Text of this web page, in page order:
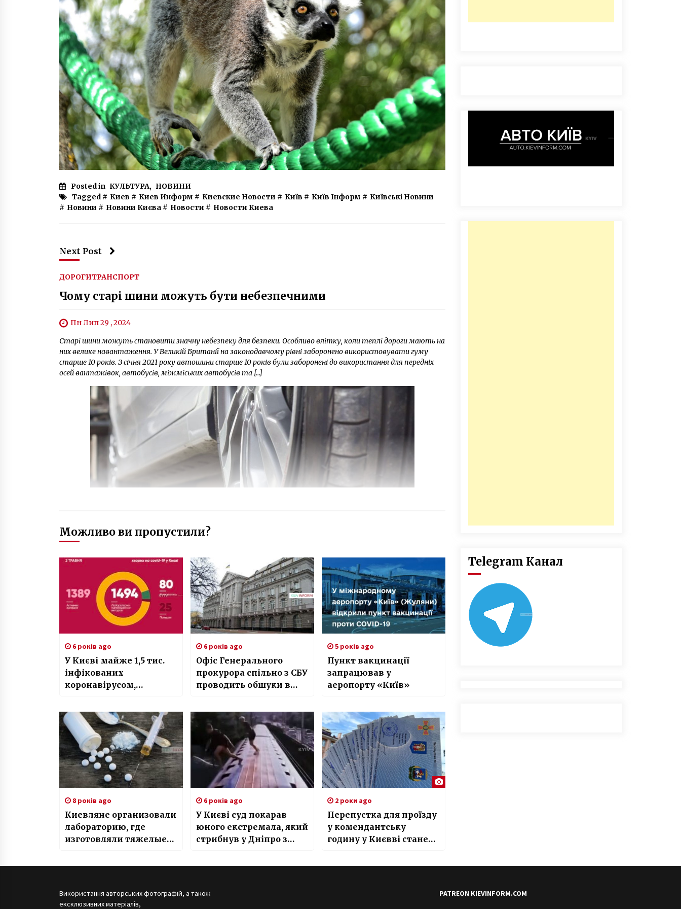
Posted in КУЛЬТУРА, НОВИНИ
Tagged # Киев # Киев Информ # Киевские Новости # Київ # Київ Інформ # Київські Новини
# Новини # Новини Києва # Новости # Новости Киева
Next Post
ДОРОГИТРАНСПОРТ
Чому старі шини можуть бути небезпечними
Пн Лип 29 , 2024
Старі шини можуть становити значну небезпеку для безпеки. Особливо влітку, коли теплі дороги мають на
них велике навантаження. У Великій Британії на законодавчому рівні заборонено використовувати гуму
старше 10 років. З січня 2021 року автошини старше 10 років були заборонені до використання для передніх
осей вантажівок, автобусів, міжміських автобусів та […]
Можливо ви пропустили?
6 років ago
У Києві майже 1,5 тис.
інфікованих
коронавірусом,
церковників
6 років ago
Офіс Генерального
прокурора спільно з СБУ
проводить обшуки в
5 років ago
Пункт вакцинації
запрацював у
аеропорту «Київ»
8 років ago
Киевляне организовали
лабораторию, где
изготовляли тяжелые
6 років ago
У Києві суд покарав
юного екстремала, який
стрибнув у Дніпро з
2 роки ago
Перепустка для проїзду
у комендантську
годину у Києвві стане
Telegram Канал
Використання авторських фотографій, а також
ексклюзивних матеріалів,
PATREON KIEVINFORM.COM